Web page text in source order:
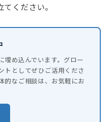
ください。
埋め込んでいます。グロー
トとしてぜひご活用くださ
的なご相談は、お気軽にお